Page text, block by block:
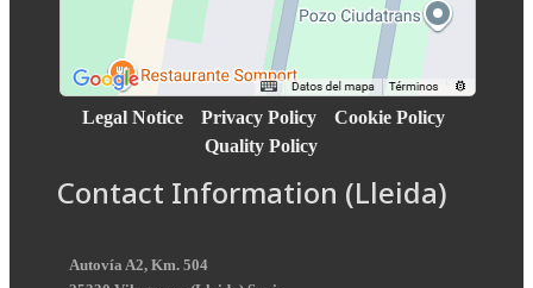
Legal Notice Privacy Policy
Cookie Policy
Quality Policy
Contact Information (Lleida)
Autovía A2, Km. 504